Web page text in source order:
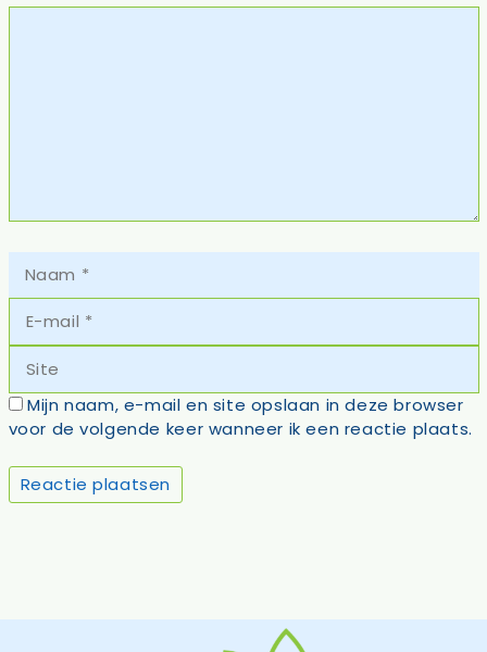
mail
Mijn naam, e-mail en site opslaan in deze browser
voor de volgende keer wanneer ik een reactie plaats.